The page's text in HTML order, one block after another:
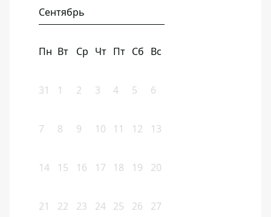
Сентябрь
Пн Вт Ср Чт Пт Сб Вс
31 1 2 3 4 5 6
7 8 9 10 11 12 13
14 15 16 17 18 19 20
21 22 23 24 25 26 27